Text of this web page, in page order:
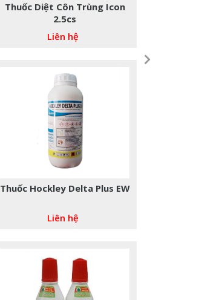
Thuốc Diệt Côn Trùng Icon
2.5cs
Liên hệ
Thuốc Hockley Delta Plus EW
Liên hệ